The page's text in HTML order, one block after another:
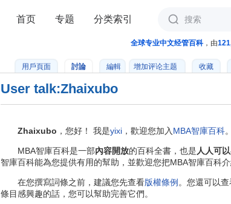
全球专业中文经管百科 ，由
用戶頁面 討論 編輯 增加评论主题 收藏
User talk:Zhaixubo
Zhaixubo ，您好！ 我是yixi ，歡迎您加入 MBA智庫百科。
MBA智庫百科是一部內容開放的百科全書，也是 人人可
智庫百科能為您提供有用的幫助，並歡迎您把MBA智庫百科介
在您撰寫詞條之前，建議您先查看版權條例 。您還可以查
條目感興趣的話，您可以幫助完善它們。
首页 专题 分类索引